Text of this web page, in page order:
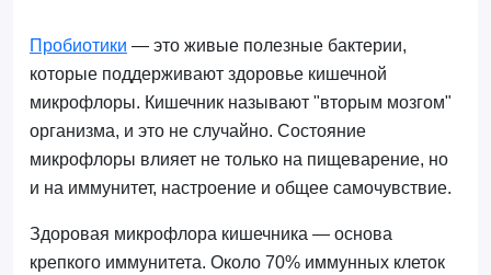
Пробиотики — это живые полезные бактерии,
которые поддерживают здоровье кишечной
микрофлоры. Кишечник называют "вторым мозгом"
организма, и это не случайно. Состояние
микрофлоры влияет не только на пищеварение, но
и на иммунитет, настроение и общее самочувствие.
Здоровая микрофлора кишечника — основа
крепкого иммунитета. Около 70% иммунных клеток